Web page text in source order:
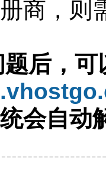
商，则
后，可
会自动